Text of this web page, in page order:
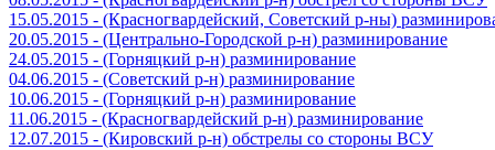
15.05.2015 - (Красногвардейский, Советский р-ны)
20.05.2015 - (Центрально-Городской р-н) разминирование
24.05.2015 - (Горняцкий р-н) разминирование
04.06.2015 - (Советский р-н) разминирование
10.06.2015 - (Горняцкий р-н) разминирование
11.06.2015 - (Красногвардейский р-н) разминирование
12.07.2015 - (Кировский р-н) обстрелы со стороны ВСУ